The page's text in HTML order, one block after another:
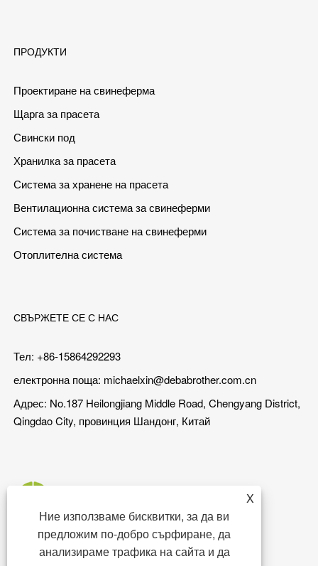
ПРОДУКТИ
Проектиране на свинеферма
Щарга за прасета
Свински под
Хранилка за прасета
Система за хранене на прасета
Вентилационна система за свинеферми
Система за почистване на свинеферми
Отоплителна система
СВЪРЖЕТЕ СЕ С НАС
Тел: +86-15864292293
електронна поща: michaelxin@debabrother.com.cn
Адрес: No.187 Heilongjiang Middle Road, Chengyang District,
Qingdao City, провинция Шандонг, Китай
X
Ние използваме бисквитки, за да ви
предложим по-добро сърфиране, да
анализираме трафика на сайта и да